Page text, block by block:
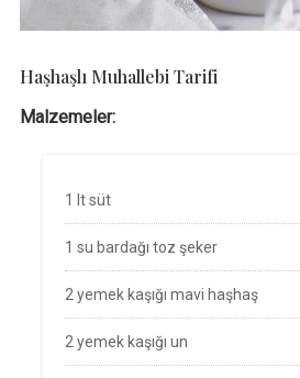
Haşhaşlı Muhallebi Tarifi
Malzemeler:
1 lt süt
1 su bardağı toz şeker
2 yemek kaşığı mavi haşhaş
2 yemek kaşığı un